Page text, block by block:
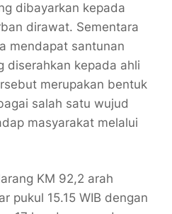
dibayarkan kepada
dirawat. Sementara
mendapat santunan
diserahkan kepada ahli
merupakan bentuk
salah satu wujud
masyarakat melalui
KM 92,2 arah
pukul 15.15 WIB dengan